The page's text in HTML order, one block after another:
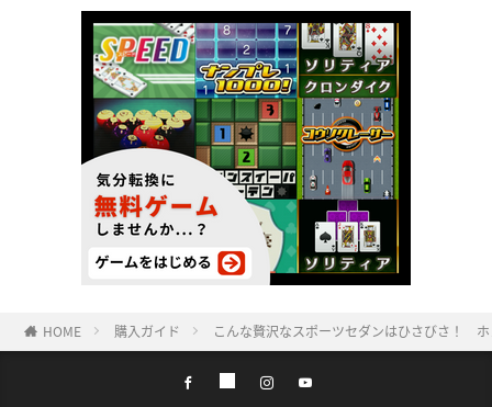
HOME 購入ガイド こんな贅沢なスポーツセダンはひさびさ！